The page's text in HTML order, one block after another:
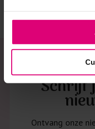
Twijfels? Wij staan klaar
Schrijf
Ontvang onze